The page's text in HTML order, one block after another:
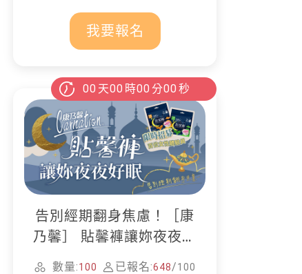
我要報名
00 天00 時00 分00 秒
告別經期翻身焦慮！［康
乃馨］ 貼馨褲讓妳夜夜好
數量:100 已報名:648/100